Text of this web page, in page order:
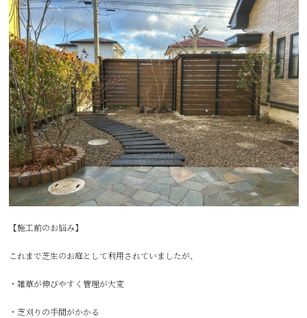
【施工前のお悩み】
これまで芝生のお庭として利用されていましたが、
・雑草が伸びやすく管理が大変
・芝刈りの手間がかかる